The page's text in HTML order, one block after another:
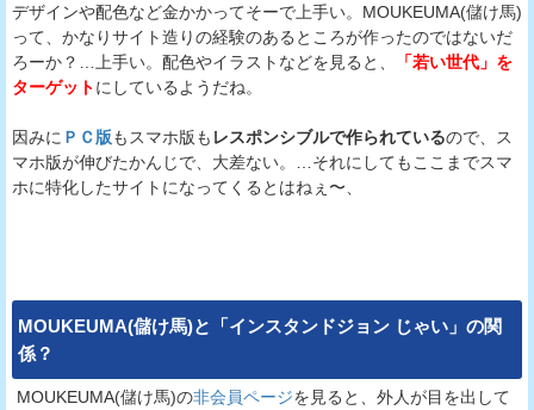
デザインや配色など金かかってそーで上手い。MOUKEUMA(儲け馬)
って、かなりサイト造りの経験のあるところが作ったのではないだ
ろーか？…上手い。配色やイラストなどを見ると、
「若い世代」を
ターゲットにしているようだね。
因みに ＰＣ版もスマホ版も レスポンシブルで作られているので、ス
マホ版が伸びたかんじで、大差ない。…それにしてもここまでスマ
ホに特化したサイトになってくるとはねぇ〜、
MOUKEUMA(儲け馬)と「インスタンドジョン じゃい」の関
係？
MOUKEUMA(儲け馬)の非会員ページを見ると、外人が目を出して